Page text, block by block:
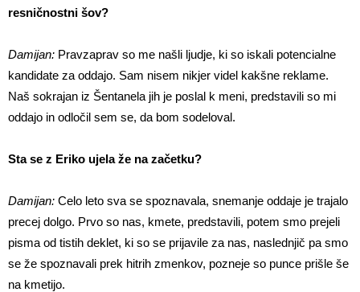
resničnostni šov?
Damijan: Pravzaprav so me našli ljudje, ki so iskali potencialne
kandidate za oddajo. Sam nisem nikjer videl kakšne reklame.
Naš sokrajan iz Šentanela jih je poslal k meni, predstavili so mi
oddajo in odločil sem se, da bom sodeloval.
Sta se z Eriko ujela že na začetku?
Damijan: Celo leto sva se spoznavala, snemanje oddaje je trajalo
precej dolgo. Prvo so nas, kmete, predstavili, potem smo prejeli
pisma od tistih deklet, ki so se prijavile za nas, naslednjič pa smo
se že spoznavali prek hitrih zmenkov, pozneje so punce prišle še
na kmetijo.